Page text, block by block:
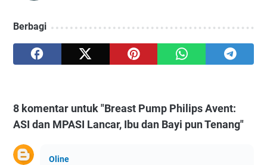
Berbagi
8 komentar untuk "Breast Pump Philips Avent:
ASI dan MPASI Lancar, Ibu dan Bayi pun Tenang"
Oline